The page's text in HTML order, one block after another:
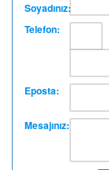
Soyadınız:
Telefon:
Eposta:
Mesajınız: